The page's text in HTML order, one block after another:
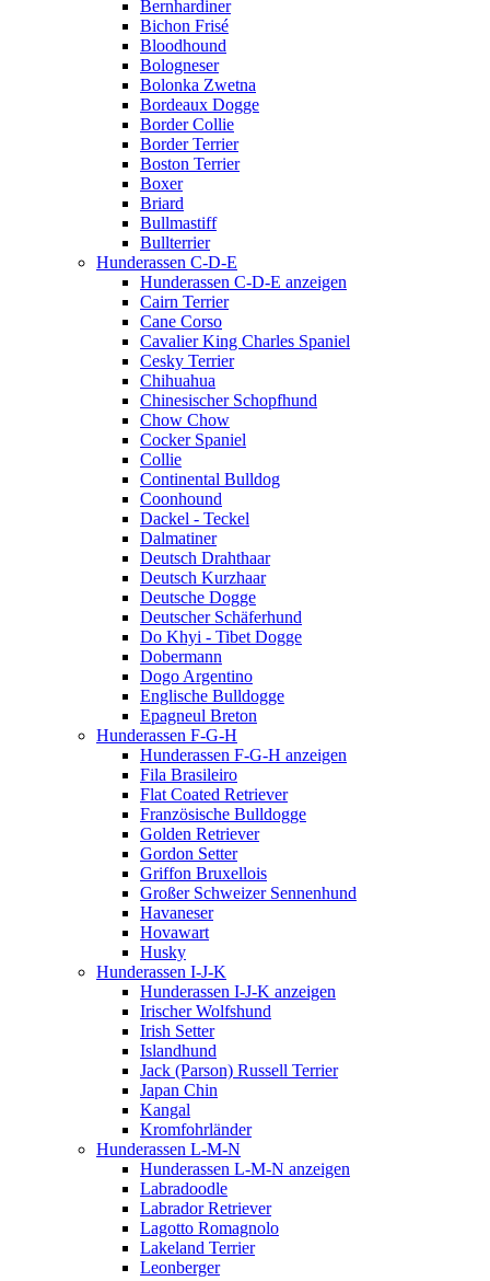
Bernhardiner
Bichon Frisé
Bloodhound
Bologneser
Bolonka Zwetna
Bordeaux Dogge
Border Collie
Border Terrier
Boston Terrier
Boxer
Briard
Bullmastiff
Bullterrier
Hunderassen C-D-E
Hunderassen C-D-E anzeigen
Cairn Terrier
Cane Corso
Cavalier King Charles Spaniel
Cesky Terrier
Chihuahua
Chinesischer Schopfhund
Chow Chow
Cocker Spaniel
Collie
Continental Bulldog
Coonhound
Dackel - Teckel
Dalmatiner
Deutsch Drahthaar
Deutsch Kurzhaar
Deutsche Dogge
Deutscher Schäferhund
Do Khyi - Tibet Dogge
Dobermann
Dogo Argentino
Englische Bulldogge
Epagneul Breton
Hunderassen F-G-H
Hunderassen F-G-H anzeigen
Fila Brasileiro
Flat Coated Retriever
Französische Bulldogge
Golden Retriever
Gordon Setter
Griffon Bruxellois
Großer Schweizer Sennenhund
Havaneser
Hovawart
Husky
Hunderassen I-J-K
Hunderassen I-J-K anzeigen
Irischer Wolfshund
Irish Setter
Islandhund
Jack (Parson) Russell Terrier
Japan Chin
Kangal
Kromfohrländer
Hunderassen L-M-N
Hunderassen L-M-N anzeigen
Labradoodle
Labrador Retriever
Lagotto Romagnolo
Lakeland Terrier
Leonberger